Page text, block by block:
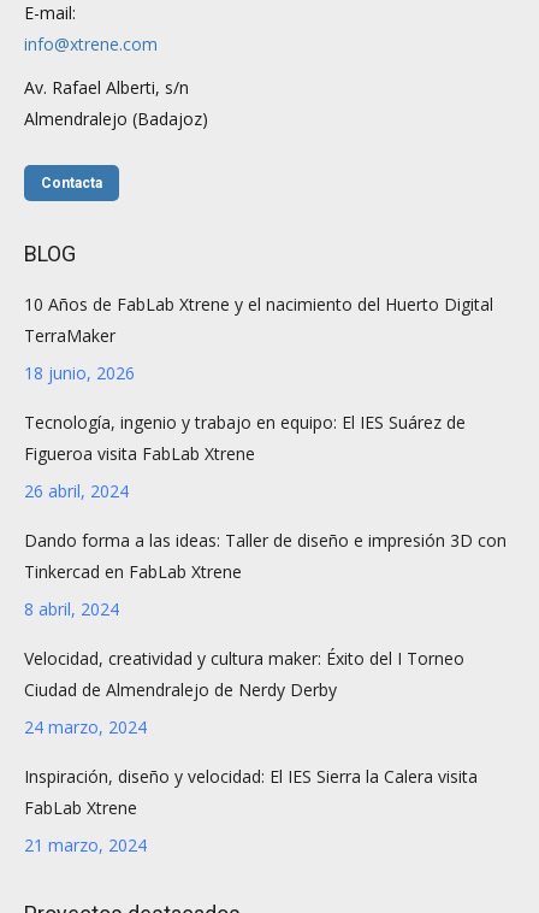
E-mail:
info@xtrene.com
Av. Rafael Alberti, s/n
Almendralejo (Badajoz)
Contacta
BLOG
10 Años de FabLab Xtrene y el nacimiento del Huerto Digital
TerraMaker
18 junio, 2026
Tecnología, ingenio y trabajo en equipo: El IES Suárez de
Figueroa visita FabLab Xtrene
26 abril, 2024
Dando forma a las ideas: Taller de diseño e impresión 3D con
Tinkercad en FabLab Xtrene
8 abril, 2024
Velocidad, creatividad y cultura maker: Éxito del I Torneo
Ciudad de Almendralejo de Nerdy Derby
24 marzo, 2024
Inspiración, diseño y velocidad: El IES Sierra la Calera visita
FabLab Xtrene
21 marzo, 2024